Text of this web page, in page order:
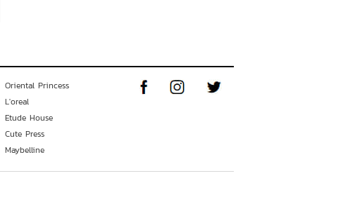
Oriental Princess
L'oreal
Etude House
Cute Press
Maybelline